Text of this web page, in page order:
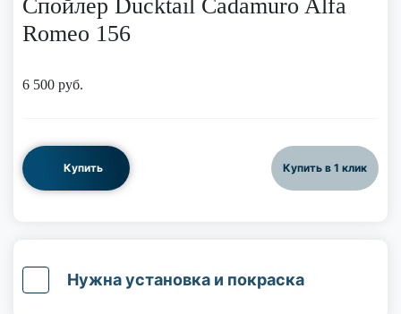
Спойлер Ducktail Cadamuro Alfa
Romeo 156
6 500 руб.
Купить Купить в 1 клик
Нужна установка и покраска